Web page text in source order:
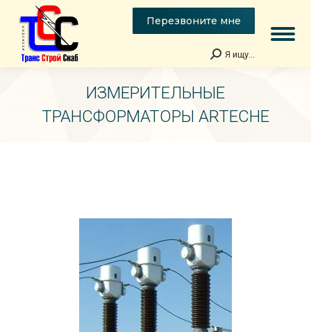
Перезвоните мне
Поиск:
Я ищу...
ИЗМЕРИТЕЛЬНЫЕ
ТРАНСФОРМАТОРЫ ARTECHE